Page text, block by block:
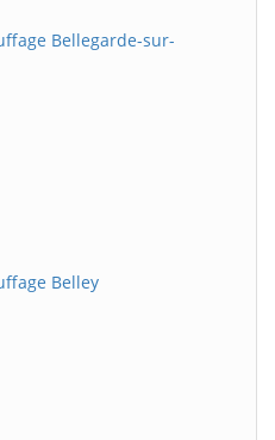
Bellegarde-sur-
Belley